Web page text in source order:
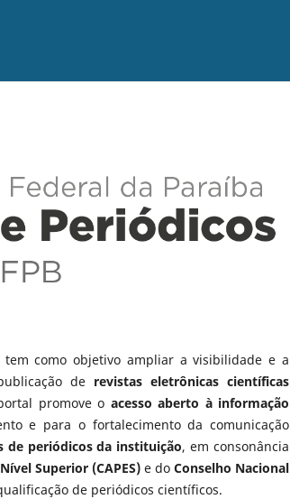
como objetivo ampliar a visibilidade e a
de revistas eletrônicas científicas
promove o acesso aberto à informação
e para o fortalecimento da comunicação
periódicos da instituição, em consonância
Superior (CAPES)e do Conselho Nacional
de periódicos científicos.